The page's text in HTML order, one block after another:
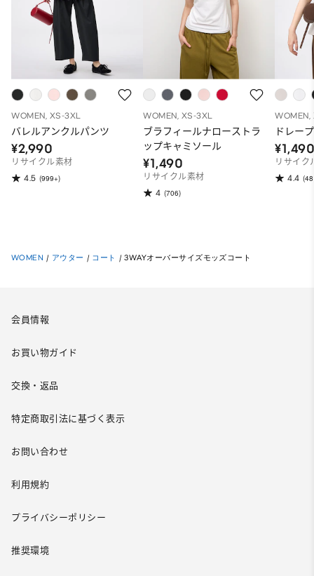
WOMEN, XS-3XL
バレルアンクルパンツ
¥2,990
リサイクル素材
4.5 (999+)
WOMEN, XS-3XL
ブラフィールナローストラ
ップキャミソール
¥1,490
リサイクル素材
4 (706)
WOMEN,
ドレー
リサイク
4.4
WOMEN / アウター / コート / 3WAYオーバーサイズモッズコート
会員情報
お買い物ガイド
交換・返品
特定商取引法に基づく表示
お問い合わせ
利用規約
プライバシーポリシー
推奨環境